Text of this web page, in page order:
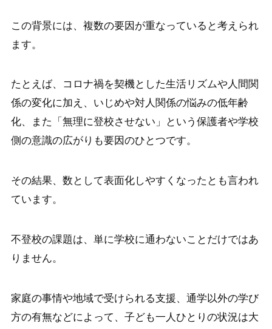
この背景には、複数の要因が重なっていると考えられ
ます。
たとえば、コロナ禍を契機とした生活リズムや人間関
係の変化に加え、いじめや対人関係の悩みの低年齢
化、また「無理に登校させない」という保護者や学校
側の意識の広がりも要因のひとつです。
その結果、数として表面化しやすくなったとも言われ
ています。
不登校の課題は、単に学校に通わないことだけではあ
りません。
家庭の事情や地域で受けられる支援、通学以外の学び
方の有無などによって、子ども一人ひとりの状況は大